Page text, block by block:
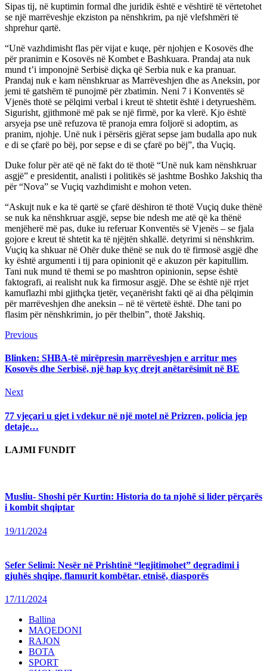
Sipas tij, në kuptimin formal dhe juridik është e vështirë të vërtetohet
se një marrëveshje ekziston pa nënshkrim, pa një vlefshmëri të
shprehur qartë.
“Unë vazhdimisht flas për vijat e kuqe, për njohjen e Kosovës dhe
për pranimin e Kosovës në Kombet e Bashkuara. Prandaj ata nuk
mund t’i imponojnë Serbisë diçka që Serbia nuk e ka pranuar.
Prandaj nuk e kam nënshkruar as Marrëveshjen dhe as Aneksin, por
jemi të gatshëm të punojmë për zbatimin. Neni 7 i Konventës së
Vjenës thotë se pëlqimi verbal i kreut të shtetit është i detyrueshëm.
Sigurisht, gjithmonë më pak se një firmë, por ka vlerë. Kjo është
arsyeja pse unë refuzova të pranoja emra foljorë si adoptim, as
pranim, njohje. Unë nuk i përsëris gjërat sepse jam budalla apo nuk
e di se çfarë po bëj, por sepse e di se çfarë po bëj”, tha Vuçiq.
Duke folur për atë që në fakt do të thotë “Unë nuk kam nënshkruar
asgjë” e presidentit, analisti i politikës së jashtme Boshko Jakshiq tha
për “Nova” se Vuçiq vazhdimisht e mohon veten.
“Askujt nuk e ka të qartë se çfarë dëshiron të thotë Vuçiq duke thënë
se nuk ka nënshkruar asgjë, sepse bie ndesh me atë që ka thënë
menjëherë më pas, duke iu referuar Konventës së Vjenës – se fjala
gojore e kreut të shtetit ka të njëjtën shkallë. detyrimi si nënshkrim.
Vuçiq ka shkuar në Ohër duke thënë se nuk do të firmosë asgjë dhe
ky është argumenti i tij para opinionit që e akuzon për kapitullim.
Tani nuk mund të themi se po mashtron opinionin, sepse është
faktografi, ai realisht nuk ka firmosur asgjë. Dhe se është një rrjet
kamuflazhi mbi gjithçka tjetër, veçanërisht fakti që ai dha pëlqimin
për marrëveshjen dhe aneksin – në të vërtetë është. Dhe tani po
flasim për nënshkrimin, jo për thelbin”, thotë Jakshiq.
Continue
Reading
PreviousPrevious
Blinken: SHBA-të mirëpresin marrëveshjen e arritur mes
Kosovës dhe Serbisë, një hap kyç drejt anëtarësimit në BE
NextNext
77 vjeçari u gjet i vdekur në një motel në Prizren, policia jep
detaje…
LAJMI FUNDIT
Musliu- Shoshi për Kurtin: Historia do ta njohë si lider përçarës
i kombit shqiptar
19/11/2024
Sefer Selimi: Nesër në Prishtinë “legjitimohet” degradimi i
gjuhës shqipe, flamurit kombëtar, etnisë, diasporës
17/11/2024
Ballina
MAQEDONI
RAJON
BOTA
SPORT